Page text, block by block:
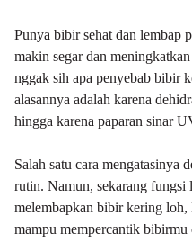
Punya bibir sehat dan lembap
makin segar dan
nggak sih apa penyebab bibir
alasannya adalah karena
hingga karena paparan sinar
Salah satu cara mengatasinya
rutin. Namun, sekarang fungsi
melembapkan bibir kering
mampu mempercantik bibirmu